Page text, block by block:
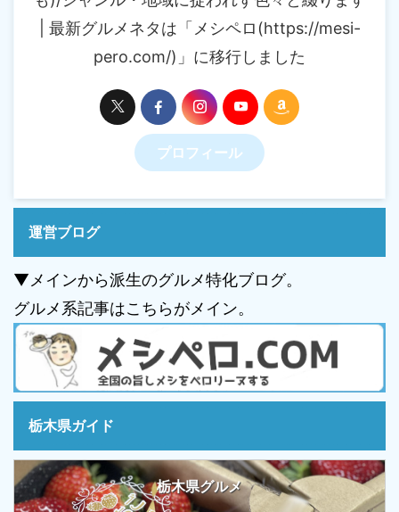
| 最新グルメネタは「メシペロ(https://mesi-
pero.com/)」に移行しました
プロフィール
運営ブログ
▼メインから派生のグルメ特化ブログ。
グルメ系記事はこちらがメイン。
栃木県ガイド
栃木県グルメ